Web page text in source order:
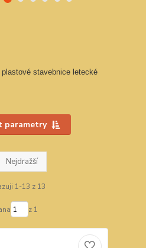
stavebnice letecké
parametry
Nejdražší
1-13 z 13
z 1